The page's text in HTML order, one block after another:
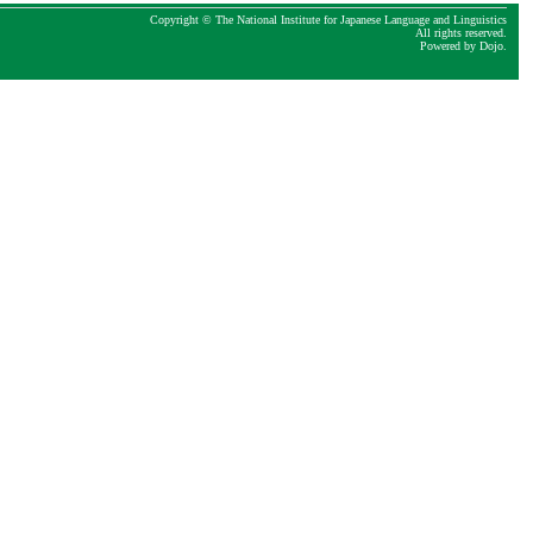
Copyright © The National Institute for Japanese Language and Linguistics
All rights reserved.
Powered by Dojo